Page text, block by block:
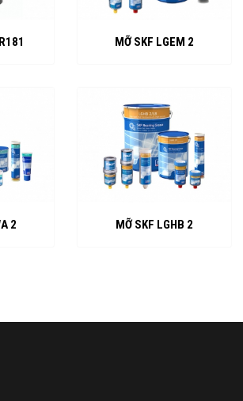
MỠ SKF LGEM 2
2 MỠ SKF LGHB 2